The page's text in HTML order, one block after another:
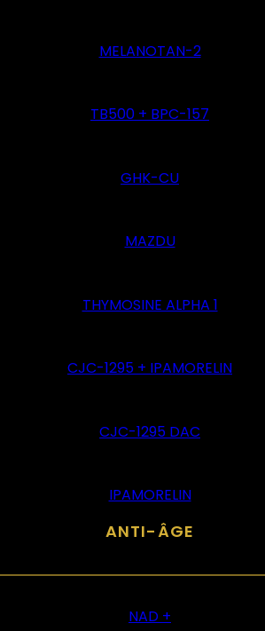
MELANOTAN-2
TB500 + BPC-157
GHK-CU
MAZDU
THYMOSINE ALPHA 1
CJC-1295 + IPAMORELIN
CJC-1295 DAC
IPAMORELIN
ANTI-ÂGE
NAD +